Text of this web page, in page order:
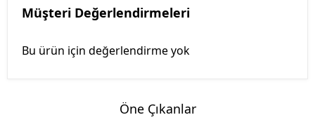
Müşteri Değerlendirmeleri
Bu ürün için değerlendirme yok
Öne Çıkanlar